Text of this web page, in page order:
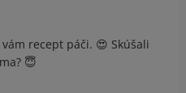
recept páči. 😍 Skúšali
😇